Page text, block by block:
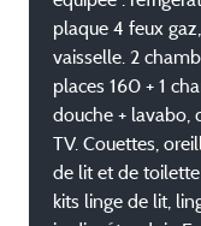
plaque 4 feux
vaisselle. 2
places 160 + 1
douche + lavabo,
TV. Couettes,
de lit et de
kits linge de lit,